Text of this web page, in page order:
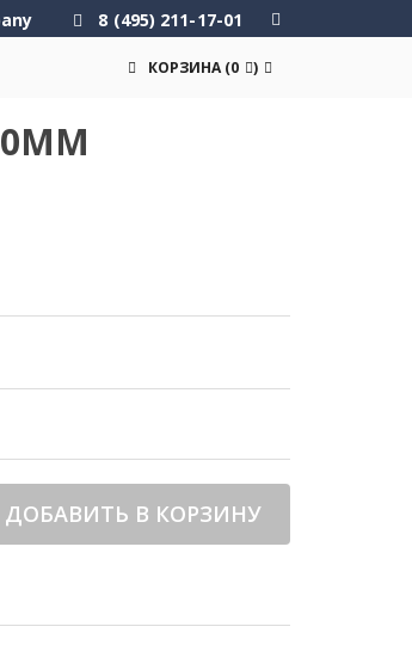
8 (495) 211-17-01
КОРЗИНА (0 )
ДОБАВИТЬ В КОРЗИНУ